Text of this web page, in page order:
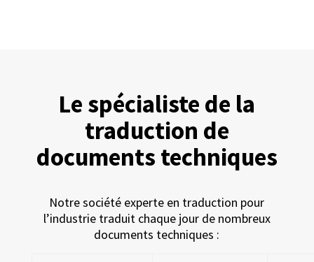
Le spécialiste de la
traduction de
documents techniques
Notre société experte en traduction pour
l’industrietraduit chaque jour de nombreux
documents techniques :